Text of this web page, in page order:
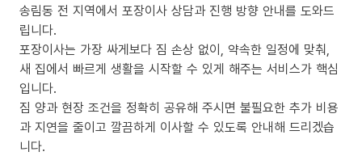
송림동 전 지역에서 포장이사 상담과 진행 방향 안내를 도와드
립니다.
포장이사는 가장 싸게보다 짐 손상 없이, 약속한 일정에 맞춰,
새 집에서 빠르게 생활을 시작할 수 있게 해주는 서비스가 핵심
입니다.
짐 양과 현장 조건을 정확히 공유해 주시면 불필요한 추가 비용
과 지연을 줄이고 깔끔하게 이사할 수 있도록 안내해 드리겠습
니다.